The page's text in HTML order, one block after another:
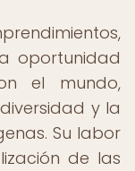
oportunidad
el mundo,
y la
Su labor
de las